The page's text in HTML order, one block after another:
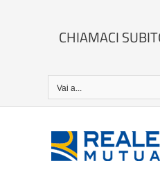
CHIAMACI
Vai a...